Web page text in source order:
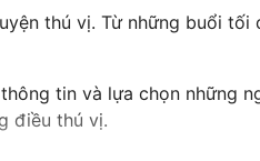
thú vị. Từ những buổi tối
tin và lựa chọn những
điều thú vị.